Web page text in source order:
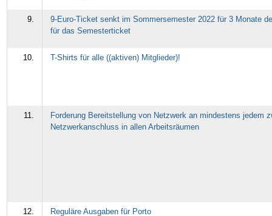
9.
9-Euro-Ticket senkt im Sommersemester 2022 für 3 Monate
für das Semesterticket
10. T-Shirts für alle ((aktiven) Mitglieder)!
11.
Forderung Bereitstellung von Netzwerk an mindestens jedem
Netzwerkanschluss in allen Arbeitsräumen
12. Reguläre Ausgaben für Porto